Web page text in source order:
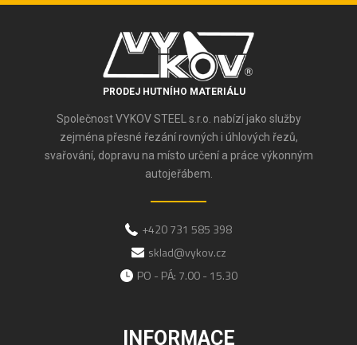
PRODEJ HUTNÍHO MATERIÁLU
Společnost VYKOV STEEL s.r.o. nabízí jako služby
zejména přesné řezání rovných i úhlových řezů,
svařování, dopravu na místo určení a práce výkonným
autojeřábem.
+420 731 585 398
sklad@vykov.cz
PO - PÁ: 7.00 - 15.30
INFORMACE